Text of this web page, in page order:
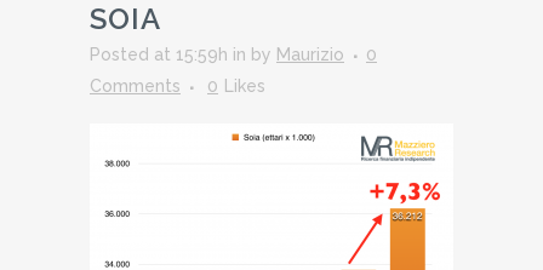
SOIA
Posted at 15:59h in by Maurizio
0
Comments
0 Likes